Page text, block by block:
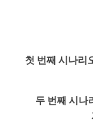
첫 번째 시나리
두 번째 시나